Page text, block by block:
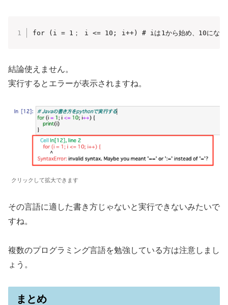
for (i = 1； i <= 10; i++) # iは1から始め、10になるま
結論使えません。
実行するとエラーが表示されますね。
クリックして拡大できます
その言語に適した書き方じゃないと実行できないみたいで
すね。
複数のプログラミング言語を勉強している方は注意しまし
ょう。
まとめ